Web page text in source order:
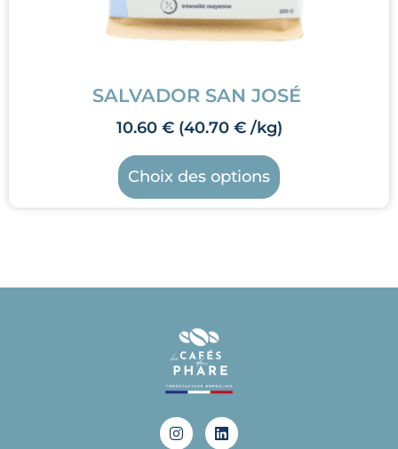
SALVADOR SAN JOSÉ
10.60 € (40.70 €/kg)
Choix des options